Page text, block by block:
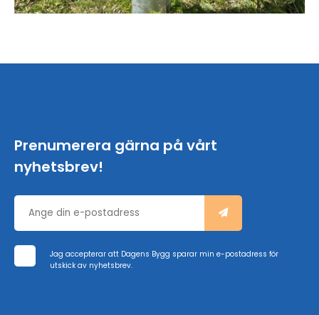
Prenumerera gärna på vårt
nyhetsbrev!
Jag accepterar att Dagens Bygg sparar min e-postadress för
utskick av nyhetsbrev.